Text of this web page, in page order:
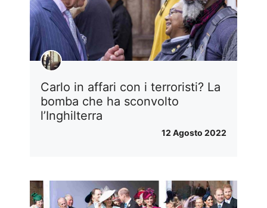
Carlo in affari con i terroristi? La
bomba che ha sconvolto
l’Inghilterra
12 Agosto 2022